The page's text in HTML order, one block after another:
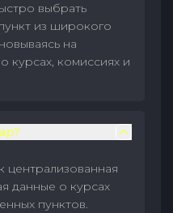
выбрать
из широкого
на
курсах, комиссиях и
централизованная
данные о курсах
пунктов.